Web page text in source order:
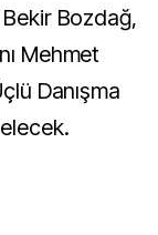
Bozdağ,
Mehmet
Danışma